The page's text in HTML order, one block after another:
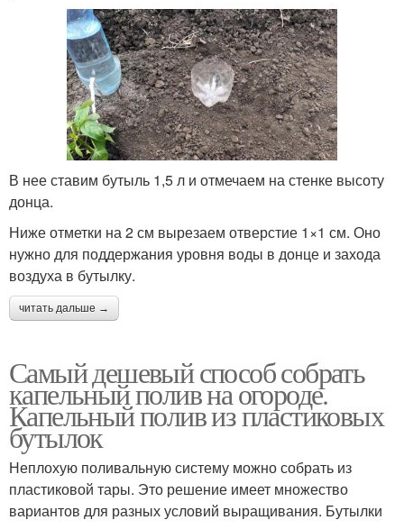
В нее ставим бутыль 1,5 л и отмечаем на стенке высоту
донца.
Ниже отметки на 2 см вырезаем отверстие 1×1 см. Оно
нужно для поддержания уровня воды в донце и захода
воздуха в бутылку.
читать дальше →
Самый дешевый способ собрать
капельный полив на огороде.
Капельный полив из пластиковых
бутылок
Неплохую поливальную систему можно собрать из
пластиковой тары. Это решение имеет множество
вариантов для разных условий выращивания. Бутылки